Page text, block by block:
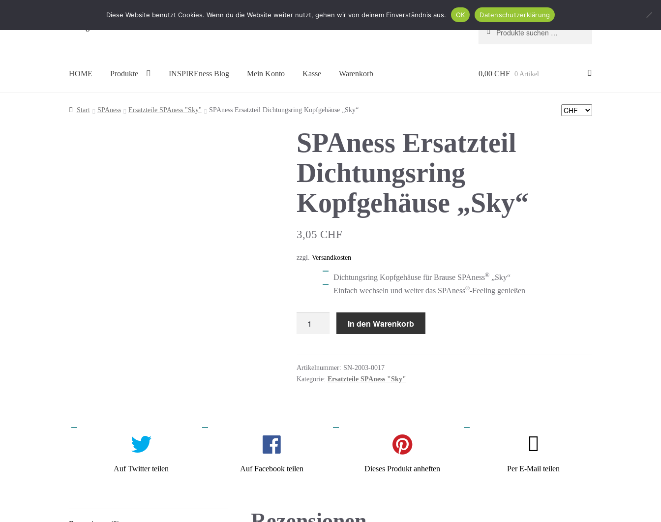
Suchen
HOME Produkte INSPIREness Blog Mein Konto Kasse Warenkorb 0,00 CHF 0 Artikel
Start SPAness Ersatzteile SPAness "Sky" SPAness Ersatzteil Dichtungsring Kopfgehäuse „Sky“
SPAness Ersatzteil
Dichtungsring
Kopfgehäuse „Sky“
3,05 CHF
zzgl. Versandkosten
Dichtungsring Kopfgehäuse für Brause SPAness®„Sky“
Einfach wechseln und weiter das SPAness®-Feeling genießen
"Sky"
Menge
In den Warenkorb
Artikelnummer: SN-2003-0017
Kategorie: Ersatzteile SPAness "Sky"
Auf Twitter teilen Auf Facebook teilen Dieses Produkt anheften Per E-Mail teilen
Diese Website benutzt Cookies. Wenn du die Website weiter nutzt, gehen wir von deinem Einverständnis aus. OK Datenschutzerklärung